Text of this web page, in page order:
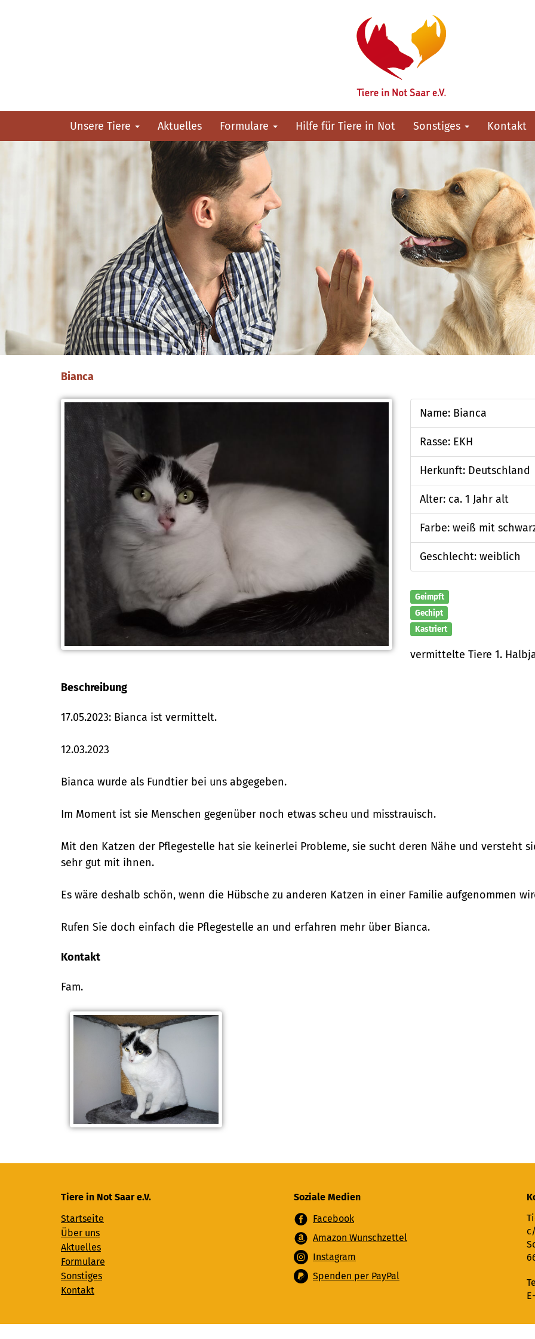
Unsere Tiere Aktuelles Formulare Hilfe für Tiere in Not Sonstiges Kontakt
Bianca
Name: Bianca
Rasse: EKH
Herkunft: Deutschland
Alter: ca. 1 Jahr alt
Farbe: weiß mit
Geschlecht: weiblich
Geimpft
Gechipt
Kastriert
vermittelte Tiere 1.
Beschreibung
17.05.2023: Bianca ist vermittelt.
12.03.2023
Bianca wurde als Fundtier bei uns abgegeben.
Im Moment ist sie Menschen gegenüber noch etwas scheu und misstrauisch.
Mit den Katzen der Pflegestelle hat sie keinerlei Probleme, sie sucht deren Nähe und versteht
sehr gut mit ihnen.
Es wäre deshalb schön, wenn die Hübsche zu anderen Katzen in einer Familie aufgenommen
Rufen Sie doch einfach die Pflegestelle an und erfahren mehr über Bianca.
Kontakt
Fam.
Tiere in Not Saar e.V.
Startseite
Über uns
Aktuelles
Formulare
Sonstiges
Kontakt
Soziale Medien
Facebook
Amazon Wunschzettel
Instagram
Spenden per PayPal